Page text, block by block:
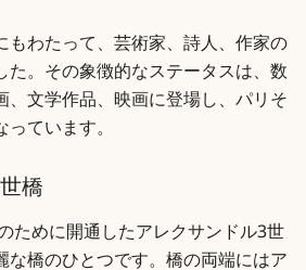
わたって、芸術家、詩人、作家の
た。その象徴的なステータスは、数
文学作品、映画に登場し、パリそ
ています。
橋
ために開通したアレクサンドル3世